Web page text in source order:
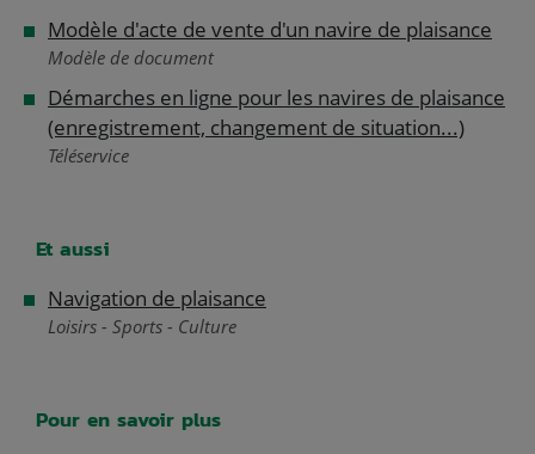
Modèle d'acte de vente d'un navire de plaisance
Modèle de document
Démarches en ligne pour les navires de plaisance
(enregistrement, changement de situation...)
Téléservice
Et aussi
Navigation de plaisance
Loisirs - Sports - Culture
Pour en savoir plus